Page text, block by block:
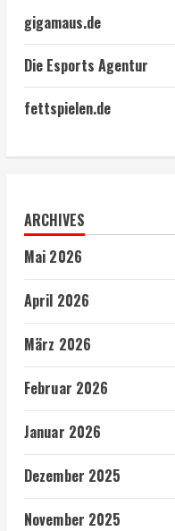
gigamaus.de
Die Esports Agentur
fettspielen.de
ARCHIVES
Mai 2026
April 2026
März 2026
Februar 2026
Januar 2026
Dezember 2025
November 2025